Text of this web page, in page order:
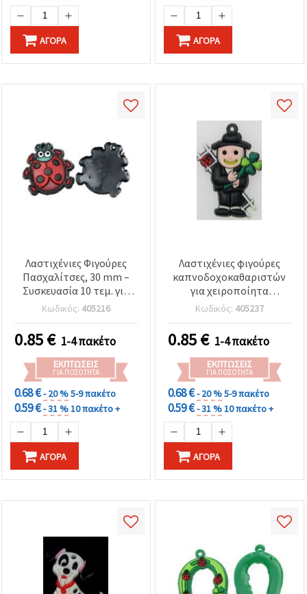
ΑΓΟΡΆ ΑΓΟΡΆ
Λαστιχένιες Φιγούρες
Πασχαλίτσες, 30 mm –
Συσκευασία 10 τεμ. για
χειροτεχνίες
Κωδικός: 405216
0.85€ 1-4 πακέτο
ΕΚΠΤΏΣΕΙΣ
ΓΙΑ ΠΟΣΌΤΗΤΑ
0.68 €- 20 %5-9 πακέτο
0.59 €- 31 %10 πακέτο +
ΑΓΟΡΆ
Λαστιχένιες φιγούρες
καπνοδοχοκαθαριστών
για χειροποίητα
μαρτάκια και αξεσουάρ
χειροτεχνίας, 38 mm - 10
Κωδικός: 405237
0.85€ 1-4 πακέτο
ΕΚΠΤΏΣΕΙΣ
ΓΙΑ ΠΟΣΌΤΗΤΑ
0.68 €- 20 %5-9 πακέτο
0.59 €- 31 %10 πακέτο +
ΑΓΟΡΆ